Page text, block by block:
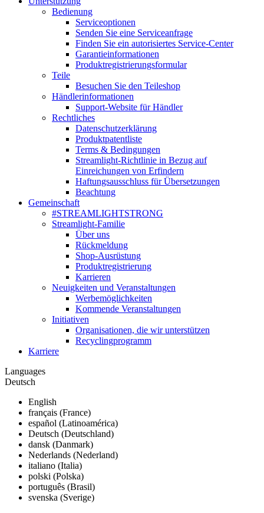
Bedienung
Serviceoptionen
Senden Sie eine Serviceanfrage
Finden Sie ein autorisiertes Service-Center
Garantieinformationen
Produktregistrierungsformular
Teile
Besuchen Sie den Teileshop
Händlerinformationen
Support-Website für Händler
Rechtliches
Datenschutzerklärung
Produktpatentliste
Terms & Bedingungen
Streamlight-Richtlinie in Bezug auf
Einreichungen von Erfindern
Haftungsausschluss für Übersetzungen
Beachtung
Gemeinschaft
#STREAMLIGHTSTRONG
Streamlight-Familie
Über uns
Rückmeldung
Shop-Ausrüstung
Produktregistrierung
Karrieren
Neuigkeiten und Veranstaltungen
Werbemöglichkeiten
Kommende Veranstaltungen
Initiativen
Organisationen, die wir unterstützen
Recyclingprogramm
Karriere
Languages
Deutsch
English
français (France)
español (Latinoamérica)
Deutsch (Deutschland)
dansk (Danmark)
Nederlands (Nederland)
italiano (Italia)
polski (Polska)
português (Brasil)
svenska (Sverige)